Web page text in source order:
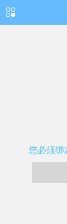
您必须绑